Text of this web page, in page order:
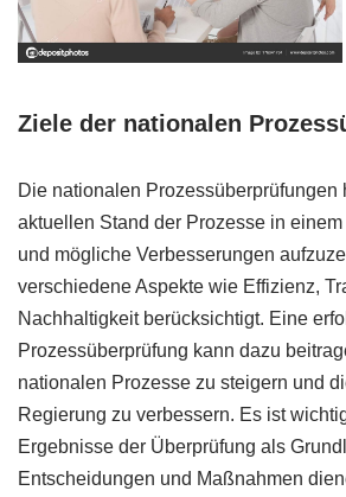
Ziele der nationalen
Die nationalen Prozessüberprüfungen
aktuellen Stand der Prozesse in
und mögliche Verbesserungen
verschiedene Aspekte wie Effizienz,
Nachhaltigkeit berücksichtigt. Eine
Prozessüberprüfung kann dazu
nationalen Prozesse zu steigern und
Regierung zu verbessern. Es ist
Ergebnisse der Überprüfung als
Entscheidungen und Maßnahmen